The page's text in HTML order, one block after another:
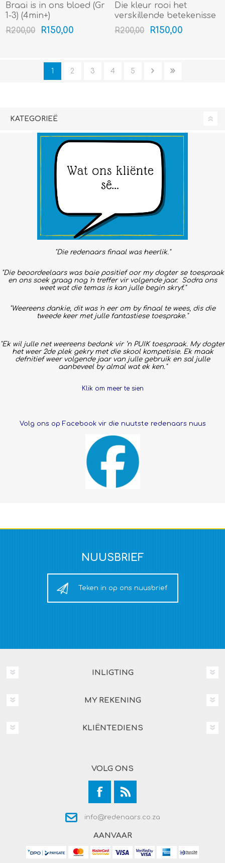
Braai is in ons bloed (Gr
1-3) (4min+)
R200,00
R150,00
Die kleur rooi het
verskillende betekenisse
(Gr 1-3) (4min+)
R200,00 R150,00
1 2 3 4 5
KATEGORIEË
"Die redenaars finaal was heerlik."
"Die beoordeelaars was baie positief oor my dogter se toespraak
en ons soek graag nog 'n treffer vir volgende jaar. Sodra ons
weet wat die temas is kan julle begin skryf."
"Weereens dankie, dit was 'n eer om by finaal te wees, dis die
tweede keer met julle fantastiese toesprake."
"Ek wil julle net weereens bedank vir ‘n PUIK toespraak. My dogter
het weer 2de plek gekry met die skool kompetisie. Ek maak
defnitief weer volgende jaar van julle gebruik en sal julle
aanbeveel by almal wat ek ken."
Klik om meer te sien
Volg ons op Facebook vir die nuutste redenaars nuus
NUUSBRIEF
Teken in op ons nuusbrief
INLIGTING
MY REKENING
KLIËNTEDIENS
VOLG ONS
info@redenaars.co.za
AANVAAR